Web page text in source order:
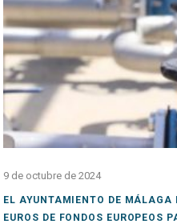
9 de octubre de 2024
EL AYUNTAMIENTO DE
EUROS DE FONDOS EUROPEOS